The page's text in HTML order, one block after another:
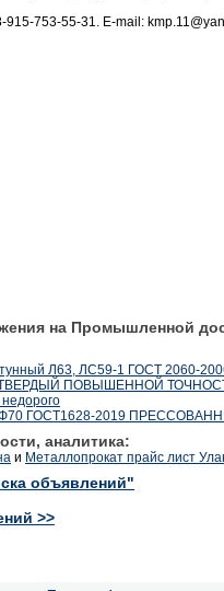
753-55-31. E-mail:
на Промышленной
Л63, ЛС59-1 ГОСТ 2060-
ТВЕРДЫЙ ПОВЫШЕННОЙ
Ф70 ГОСТ1628-2019
аналитика:
и Металлопрокат прайс лист
объявлений"
>>